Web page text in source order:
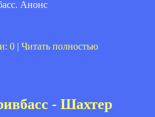
0 | Читать полностью
- Шахтер